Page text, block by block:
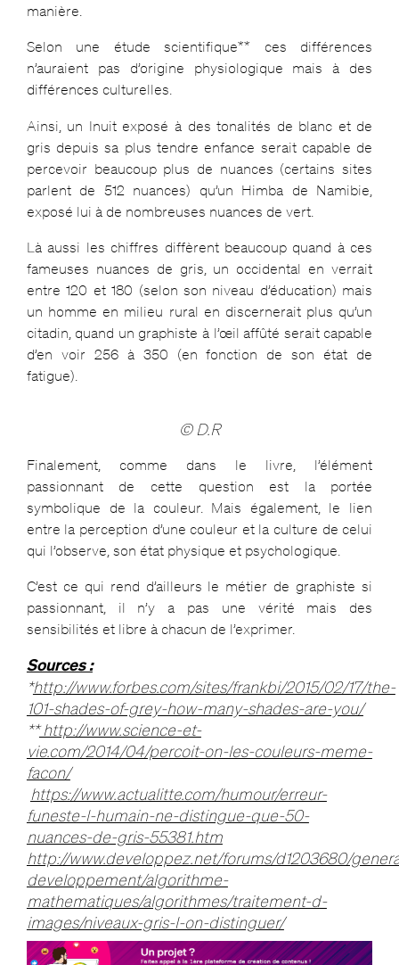
manière.
Selon une étude scientifique** ces différences
n’auraient pas d’origine physiologique mais à des
différences culturelles.
Ainsi, un Inuit exposé à des tonalités de blanc et de
gris depuis sa plus tendre enfance serait capable de
percevoir beaucoup plus de nuances (certains sites
parlent de 512 nuances) qu’un Himba de Namibie,
exposé lui à de nombreuses nuances de vert.
Là aussi les chiffres diffèrent beaucoup quand à ces
fameuses nuances de gris, un occidental en verrait
entre 120 et 180 (selon son niveau d’éducation) mais
un homme en milieu rural en discernerait plus qu’un
citadin, quand un graphiste à l’œil affûté serait capable
d’en voir 256 à 350 (en fonction de son état de
fatigue).
© D.R
Finalement, comme dans le livre, l’élément
passionnant de cette question est la portée
symbolique de la couleur. Mais également, le lien
entre la perception d’une couleur et la culture de celui
qui l’observe, son état physique et psychologique.
C’est ce qui rend d’ailleurs le métier de graphiste si
passionnant, il n’y a pas une vérité mais des
sensibilités et libre à chacun de l’exprimer.
Sources :
*http://www.forbes.com/sites/frankbi/2015/02/17/the-
101-shades-of-grey-how-many-shades-are-you/
**http://www.science-et-
vie.com/2014/04/percoit-on-les-couleurs-meme-
facon/
https://www.actualitte.com/humour/erreur-
funeste-l-humain-ne-distingue-que-50-
nuances-de-gris-55381.htm
http://www.developpez.net/forums/d1203680/
developpement/algorithme-
mathematiques/algorithmes/traitement-d-
images/niveaux-gris-l-on-distinguer/